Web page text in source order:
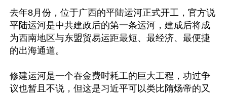
去年8月份，位于广西的平陆运河正式开工，官方说
平陆运河是中共建政后的第一条运河，建成后将成
为西南地区与东盟贸易运距最短、最经济、最便捷
的出海通道。
修建运河是一个吞金费时耗工的巨大工程，功过争
议也暂且不说，但这是习近平可以类比隋炀帝的又